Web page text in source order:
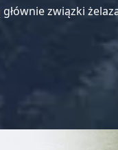
związki